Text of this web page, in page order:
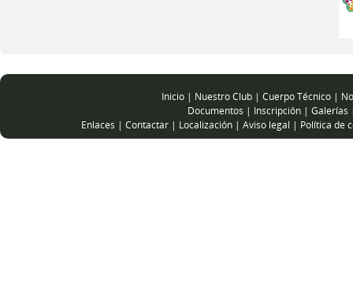
Inicio | Nuestro Club | Cuerpo Técnico |
Documentos | Inscripción | Galerías
Enlaces | Contactar | Localización | Aviso legal | Política de